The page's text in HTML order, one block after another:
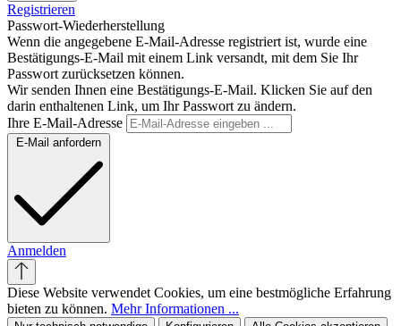
Registrieren
Passwort-Wiederherstellung
Wenn die angegebene E-Mail-Adresse registriert ist, wurde eine
Bestätigungs-E-Mail mit einem Link versandt, mit dem Sie Ihr
Passwort zurücksetzen können.
Wir senden Ihnen eine Bestätigungs-E-Mail. Klicken Sie auf den
darin enthaltenen Link, um Ihr Passwort zu ändern.
Ihre E-Mail-Adresse
E-Mail anfordern
Anmelden
Diese Website verwendet Cookies, um eine bestmögliche Erfahrung
bieten zu können. Mehr Informationen ...